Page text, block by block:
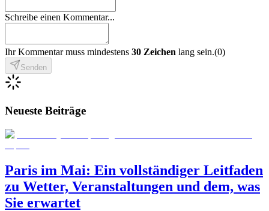
Schreibe einen Kommentar...
Ihr Kommentar muss mindestens 30 Zeichen lang sein.(0)
Senden
Neueste Beiträge
Paris im Mai: Ein vollständiger Leitfaden
zu Wetter, Veranstaltungen und dem, was
Sie erwartet